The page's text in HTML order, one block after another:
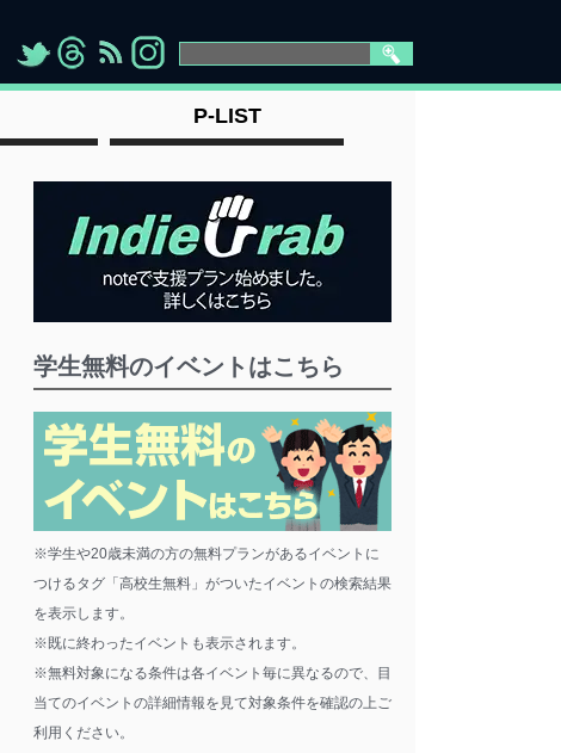
"> "> "> " >
P-LIST
学生無料のイベントはこちら
※学生や20歳未満の方の無料プランがあるイベントに
つけるタグ「高校生無料」がついたイベントの検索結果
を表示します。
※既に終わったイベントも表示されます。
※無料対象になる条件は各イベント毎に異なるので、目
当てのイベントの詳細情報を見て対象条件を確認の上ご
利用ください。